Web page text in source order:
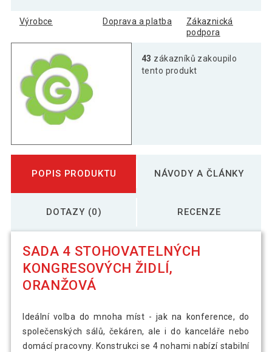
Výrobce Doprava a platba
Zákaznická
podpora
43 zákazníků zakoupilo
tento produkt
POPIS PRODUKTU NÁVODY A ČLÁNKY
DOTAZY (0) RECENZE
SADA 4 STOHOVATELNÝCH
KONGRESOVÝCH ŽIDLÍ,
ORANŽOVÁ
Ideální volba do mnoha míst - jak na konference, do
společenských sálů, čekáren, ale i do kanceláře nebo
domácí pracovny. Konstrukci se 4 nohami nabízí stabilní